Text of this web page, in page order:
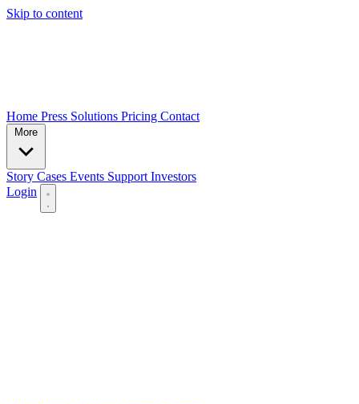
Skip to content
Home Press Solutions Pricing Contact
Story Cases Events SupportInvestors
Login